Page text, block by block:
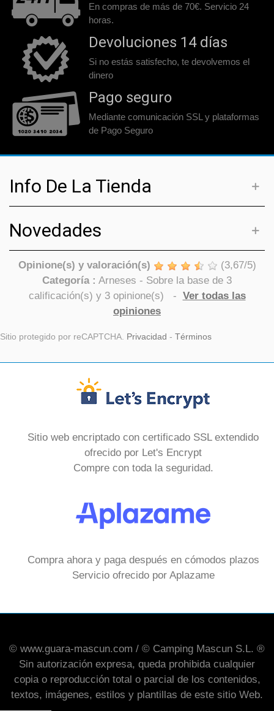
En compras de más de 70€. Servicio 24
horas.
Devoluciones 14 días
Si no estás satisfecho, te devolvemos el
dinero
Pago seguro
Mediante comunicación SSL y plataformas
de Pago Seguro
Info De La Tienda
Novedades
Opinione(s) y valoración(s) (3,67/5)
Categoría : Arneses - Sobre la base de 3
calificación(s) y 3opinione(s) - Ver todas las
opiniones
Sitio protegido por reCAPTCHA. Privacidad - Términos
Sitio web encriptado con certificado SSL extendido
ofrecido por Let's Encrypt
Compre con toda la seguridad.
Compra ahora y paga después en cómodos plazos
Servicio ofrecido por Aplazame
© www.guara-mascun.com / © Camping Mascun S.L. ®
Sin autorización expresa, queda prohibida cualquier
copia o reproducción total o parcial de los contenidos,
textos, imágenes, estilos y plantillas de este sitio Web.